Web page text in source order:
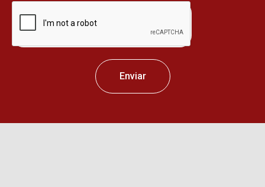
Enviar